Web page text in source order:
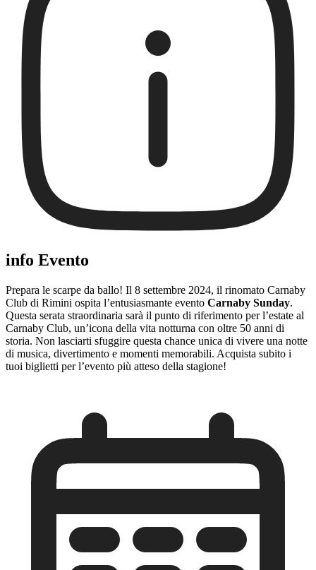
info Evento
Prepara le scarpe da ballo! Il 8 settembre 2024, il rinomato Carnaby
Club di Rimini ospita l’entusiasmante evento Carnaby Sunday.
Questa serata straordinaria sarà il punto di riferimento per l’estate al
Carnaby Club, un’icona della vita notturna con oltre 50 anni di
storia. Non lasciarti sfuggire questa chance unica di vivere una notte
di musica, divertimento e momenti memorabili. Acquista subito i
tuoi biglietti per l’evento più atteso della stagione!